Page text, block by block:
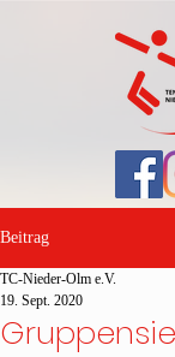
Beitrag
TC-Nieder-Olm e.V.
19. Sept. 2020